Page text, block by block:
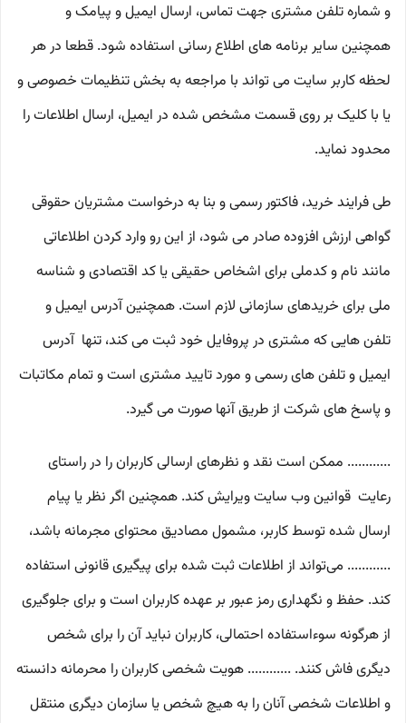
و شماره تلفن مشتری جهت تماس، ارسال ایمیل و پیامک و
همچنین سایر برنامه های اطلاع رسانی استفاده شود. قطعا در هر
لحظه کاربر سایت می تواند با مراجعه به بخش تنظیمات خصوصی و
یا با کلیک بر روی قسمت مشخص شده در ایمیل، ارسال اطلاعات را
محدود نماید.
طی فرایند خرید، فاکتور رسمی و بنا به درخواست مشتریان حقوقی
گواهی ارزش افزوده صادر می شود، از این رو وارد کردن اطلاعاتی
مانند نام و کدملی برای اشخاص حقیقی یا کد اقتصادی و شناسه
ملی برای خریدهای سازمانی لازم است. همچنین آدرس ایمیل و
تلفن هایی که مشتری در پروفایل خود ثبت می­ کند، تنها آدرس
ایمیل و تلفن­ های رسمی و مورد تایید مشتری است و تمام مکاتبات
و پاسخ های شرکت از طریق آنها صورت می گیرد.
............ ممکن است نقد و نظرهای ارسالی کاربران را در راستای
رعایت قوانین وب سایت ویرایش کند. همچنین اگر نظر یا پیام
ارسال شده توسط کاربر، مشمول مصادیق محتوای مجرمانه باشد،
............ می‌تواند از اطلاعات ثبت شده برای پیگیری قانونی استفاده
کند. حفظ و نگهداری رمز عبور بر عهده کاربران است و برای جلوگیری
از هرگونه سوءاستفاده احتمالی، کاربران نباید آن را برای شخص
دیگری فاش کنند. ............ هویت شخصی کاربران را محرمانه دانسته
و اطلاعات شخصی آنان را به هیچ شخص یا سازمان دیگری منتقل